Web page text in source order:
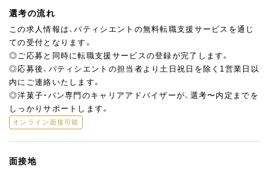
選考の流れ
この求人情報は、パティシエントの無料転職支援サービスを通じ
ての受付となります。
◎ご応募と同時に転職支援サービスの登録が完了します。
◎応募後、パティシエントの担当者より土日祝日を除く1営業日以
内にご連絡いたします。
◎洋菓子・パン専門のキャリアアドバイザーが、選考〜内定までを
しっかりサポートします。
オンライン面接可能
面接地